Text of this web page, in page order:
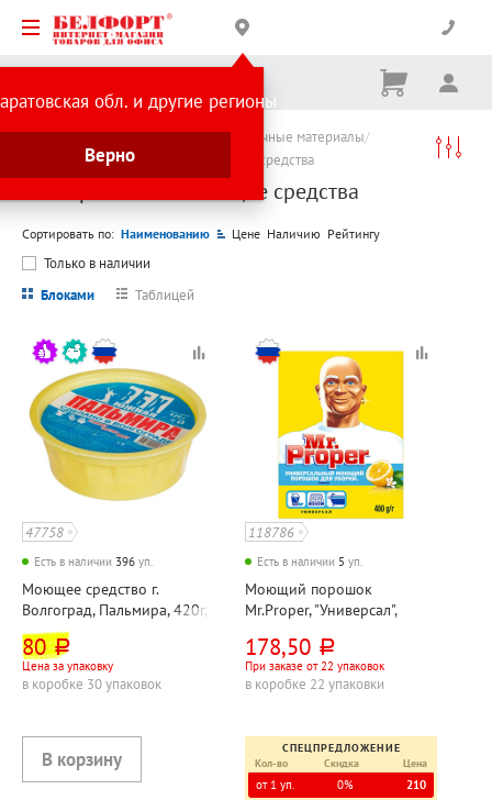
обл. и другие регионы
Верно
Корзина
Ничего
Каталог товаров Хозтовары и упаковочные материалы
Субботник Универсальные чистящие средства
Универсальные чистящие средства
Сортировать по: Наименованию Цене Наличию Рейтингу
Только в наличии
Блоками
Таблицей
47758
Есть в наличии 396 уп.
Моющее средство г.
Волгоград, Пальмира, 420г,
ручная стирка
80 руб.
Цена за упаковку
в коробке 30 упаковок
118786
Есть в наличии 5 уп.
Моющий порошок
Mr.Proper, "Универсал",
178,50 руб.
При заказе от 22 упаковок
в коробке 22 упаковки
СПЕЦПРЕДЛОЖЕНИЕ
Кол-во
Скидка Цена
от 1 уп. 0%
210